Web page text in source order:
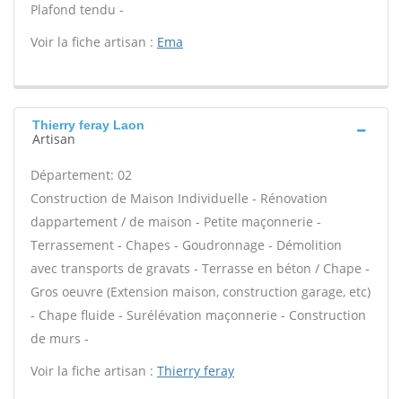
Plafond tendu -
Voir la fiche artisan : Ema
Thierry feray Laon
Artisan
Département: 02
Construction de Maison Individuelle - Rénovation
dappartement / de maison - Petite maçonnerie -
Terrassement - Chapes - Goudronnage - Démolition
avec transports de gravats - Terrasse en béton / Chape -
Gros oeuvre (Extension maison, construction garage, etc)
- Chape fluide - Surélévation maçonnerie - Construction
de murs -
Voir la fiche artisan : Thierry feray